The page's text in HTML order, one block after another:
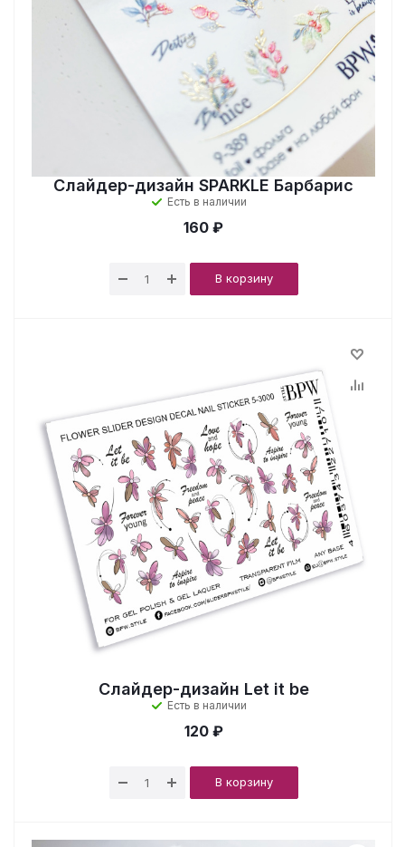
Слайдер-дизайн SPARKLE Барбарис
Есть в наличии
160 ₽
В корзину
Слайдер-дизайн Let it be
Есть в наличии
120 ₽
В корзину